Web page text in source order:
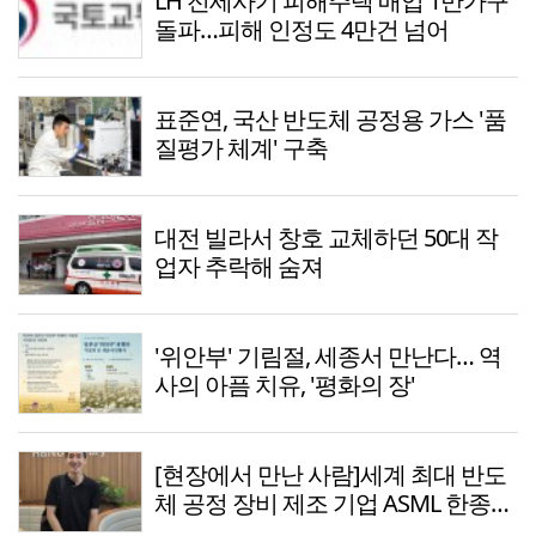
돌파…피해 인정도 4만건 넘어
표준연, 국산 반도체 공정용 가스 '품
질평가 체계' 구축
대전 빌라서 창호 교체하던 50대 작
업자 추락해 숨져
'위안부' 기림절, 세종서 만난다… 역
사의 아픔 치유, '평화의 장'
[현장에서 만난 사람]세계 최대 반도
체 공정 장비 제조 기업 ASML 한종호